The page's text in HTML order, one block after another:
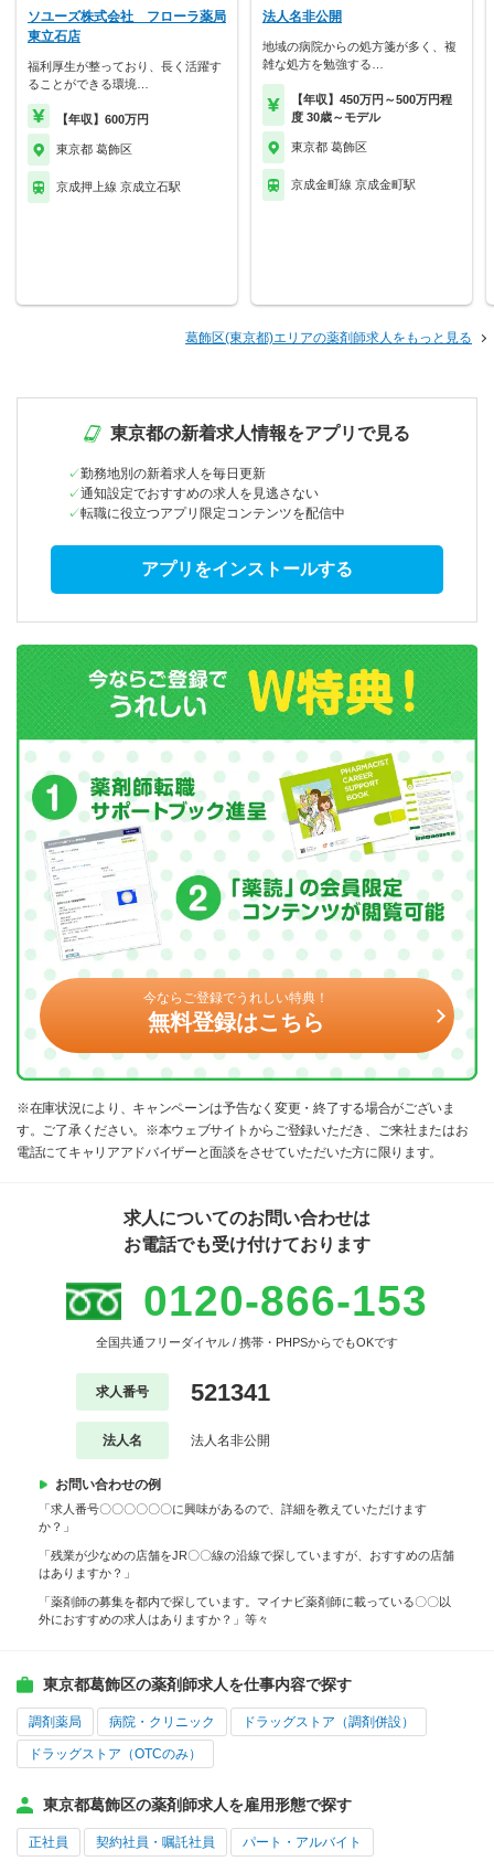
ソユーズ株式会社 フローラ薬局
東立石店
福利厚生が整っており、長く活躍す
ることができる環境…
【年収】600万円
東京都 葛飾区
京成押上線 京成立石駅
法人名非公開
地域の病院からの処方箋が多く、複
雑な処方を勉強する…
【年収】450万円～500万円程
度 30歳～モデル
東京都 葛飾区
京成金町線 京成金町駅
葛飾区(東京都)エリアの薬剤師求人をもっと見る
東京都の新着求人情報をアプリで見る
勤務地別の新着求人を毎日更新
通知設定でおすすめの求人を見逃さない
転職に役立つアプリ限定コンテンツを配信中
アプリをインストールする
今ならご登録でうれしい特典！
無料登録はこちら
※在庫状況により、キャンペーンは予告なく変更・終了する場合がございま
す。ご了承ください。※本ウェブサイトからご登録いただき、ご来社またはお
電話にてキャリアアドバイザーと面談をさせていただいた方に限ります。
求人についてのお問い合わせは
お電話でも受け付けております
0120-866-153
全国共通フリーダイヤル / 携帯・PHPSからでもOKです
求人番号 521341
法人名 法人名非公開
お問い合わせの例
「求人番号〇〇〇〇〇〇に興味があるので、詳細を教えていただけます
か？」
「残業が少なめの店舗をJR〇〇線の沿線で探していますが、おすすめの店舗
はありますか？」
「薬剤師の募集を都内で探しています。マイナビ薬剤師に載っている〇〇以
外におすすめの求人はありますか？」等々
東京都葛飾区の薬剤師求人を仕事内容で探す
調剤薬局 病院・クリニック ドラッグストア（調剤併設）
ドラッグストア（OTCのみ）
東京都葛飾区の薬剤師求人を雇用形態で探す
正社員 契約社員・嘱託社員 パート・アルバイト